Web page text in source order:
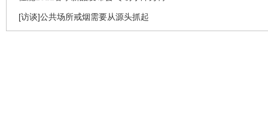
[访谈]公共场所戒烟需要从源头抓起